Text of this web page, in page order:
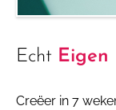
Echt Eigen
Creëer in 7